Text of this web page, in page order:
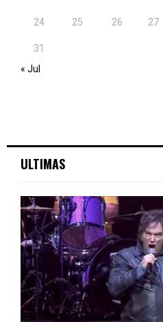
24 25 26 27
31
« Jul
ULTIMAS